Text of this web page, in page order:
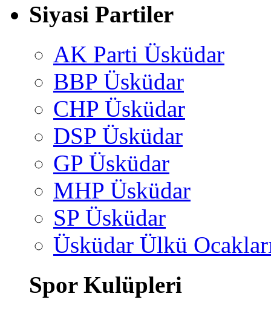
Siyasi Partiler
AK Parti Üsküdar
BBP Üsküdar
CHP Üsküdar
DSP Üsküdar
GP Üsküdar
MHP Üsküdar
SP Üsküdar
Üsküdar Ülkü
Spor Kulüpleri